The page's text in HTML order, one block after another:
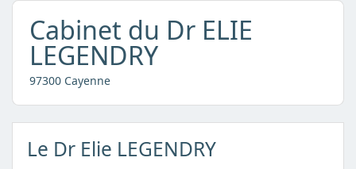
Cabinet du Dr ELIE
LEGENDRY
97300 Cayenne
Le Dr Elie LEGENDRY